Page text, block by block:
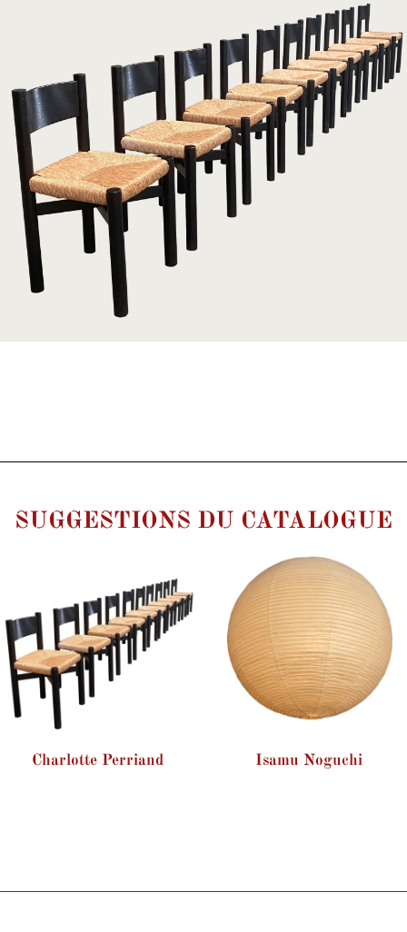
SUGGESTIONS DU CATALOGUE
Charlotte Perriand Isamu Noguchi